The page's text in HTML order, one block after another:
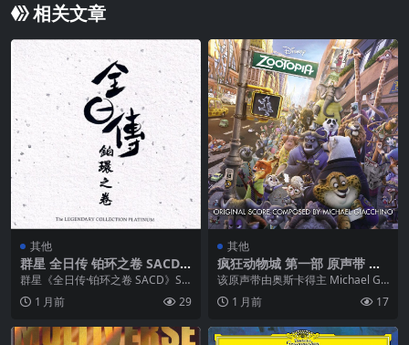
相关文章
其他
群星 全日传 铂环之卷 SACD
索尼 限量 WAV+CUE
群星《全日传·铂环之卷 SACD》SO
NY 限量版WAV+CUE 风雨同路30
年...1 月前 29
其他
疯狂动物城 第一部 原声带 OS
T FLAC
该原声带由奥斯卡得主 Michael Gi
acchino 操刀，2016年3月4...
1 月前 17